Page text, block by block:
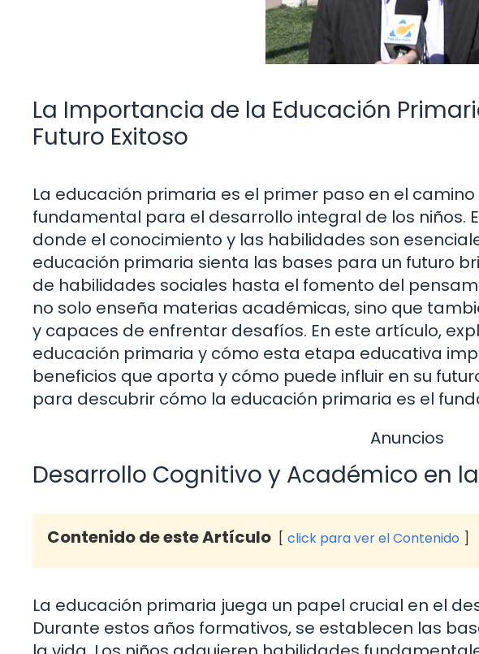
La Importancia de la Educación
Futuro Exitoso
La educación primaria es el primer paso en el
fundamental para el desarrollo integral de los niños.
donde el conocimiento y las habilidades son
educación primaria sienta las bases para un futuro
de habilidades sociales hasta el fomento del
no solo enseña materias académicas, sino que
y capaces de enfrentar desafíos. En este artículo,
educación primaria y cómo esta etapa educativa
beneficios que aporta y cómo puede influir en su
para descubrir cómo la educación primaria es el
Anuncios
Desarrollo Cognitivo y Académico en
Contenido de este Artículo click para ver el Contenido
La educación primaria juega un papel crucial en el
Durante estos años formativos, se establecen las